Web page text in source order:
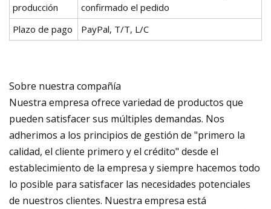
producción
confirmado el pedido
Plazo de pago
PayPal, T/T, L/C
Sobre nuestra compañía
Nuestra empresa ofrece variedad de productos que
pueden satisfacer sus múltiples demandas. Nos
adherimos a los principios de gestión de "primero la
calidad, el cliente primero y el crédito" desde el
establecimiento de la empresa y siempre hacemos todo
lo posible para satisfacer las necesidades potenciales
de nuestros clientes. Nuestra empresa está